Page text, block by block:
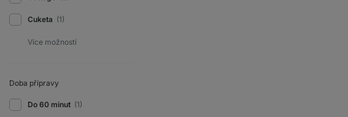
Cuketa (1)
Doba přípravy
Do 60 minut (1)